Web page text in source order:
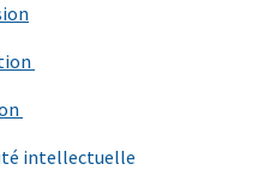
intellectuelle